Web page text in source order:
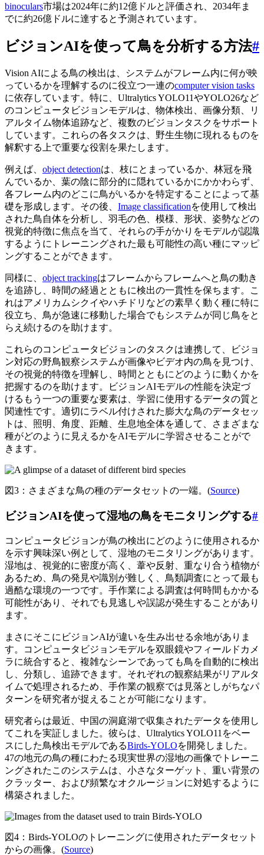
binoculars市場は2024年に約12億ドルと評価され、2034年ま
でに約26億ドルに達すると予測されています。
ビジョンAIを使って鳥を分析する方法#
Vision AIによる鳥の検出は、システムがフレーム内に何が映
っているかを理解するのに役立つ一連のcomputer vision tasks
に依存しています。特に、Ultralytics YOLO11やYOLO26など
のコンピュータビジョンモデルは、物体検出、画像分類、リ
アルタイム物体追跡など、複数のビジョンタスクをサポート
しています。これらの各タスクは、野生生物に現れるものを
解釈する上で重要な役割を果たします。
例えば、 object detectionは、枝にとまっているか、林冠を飛
んでいるか、葉の陰に部分的に隠れているかにかかわらず、
各フレーム内のどこに鳥がいるかを特定することによって基
礎を形成します。その後、 Image classificationを使用して検出
された鳥自体を分析し、羽毛の色、模様、形状、姿勢などの
視覚的特徴に焦点を当て、それらの手がかりをモデルが認識
するようにトレーニングされた最も可能性の高い種にマッピ
ングすることができます。
同様に、 object trackingはフレームからフレームへと鳥の動き
を追跡し、時間の経過とともに検出の一貫性を保ちます。こ
れはアメリカムシクイやハチドリなどの素早く動く種に特に
役立ち、鳥が急速に移動した場合でもシステムが同じ鳥をと
らえ続けるのを助けます。
これらのコンピュータビジョンのタスクは連携して、ビジョ
ン対応の野鳥観察システムが画像やビデオ内の鳥を見つけ、
その視覚的特徴を理解し、時間とともにどのように動くかを
把握するのを助けます。ビジョンAIモデルの性能を決定づ
けるもう一つの重要な要素は、学習に使用するデータの質と
関連性です。適切にラベル付けされた膨大な鳥のデータセッ
トは、照明、角度、距離、生息地全体を通して、さまざまな
種がどのように見えるかをAIモデルに学習させることがで
きます。
図3：さまざまな鳥の種のデータセットの一端。(Source)
ビジョンAIを使って湿地の鳥をモニタリングする#
コンピュータビジョンが鳥の検出にどのように使用されるか
を示す興味深い例として、湿地のモニタリングがあります。
湿地は、視覚的に密度が高く、葦や反射、重なり合う植物が
あるため、鳥の発見や識別が難しく、鳥類調査にとって最も
過酷な環境の一つです。手作業による調査は何時間もかかる
可能性があり、それでも見逃しや誤認が発生することがあり
ます。
まさにそこにビジョンAIが違いを生み出せる余地がありま
す。コンピュータビジョンモデルを双眼鏡やフィールドカメ
ラに統合すると、複雑なシーンであっても鳥を自動的に検出
し、分類し、追跡できます。それぞれの観察結果がリアルタ
イムで処理されるため、手作業の観察では見落としがちなパ
ターンを研究者が捉えることが可能になります。
研究者らは最近、中国の洞庭湖で収集されたデータを使用し
てこれを実証しました。彼らは、Ultralytics YOLO11をベー
スにした鳥検出モデルであるBirds-YOLOを開発しました。
47の地元の鳥の種にわたる現実世界の湿地の画像でトレーニ
ングされたこのシステムは、小さなターゲット、重い背景の
クラッター、および頻繁なオクルージョンに対処するように
構築されました。
図4：Birds-YOLOのトレーニングに使用されたデータセット
からの画像。(Source)